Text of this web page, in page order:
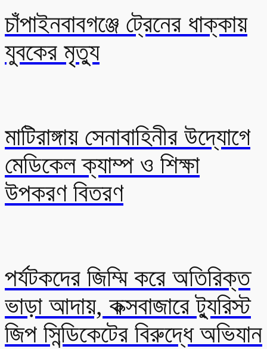
চাঁপাইনবাবগঞ্জে ট্রেনের ধাক্কায়
যুবকের মৃত্যু
মাটিরাঙ্গায় সেনাবাহিনীর উদ্যোগে
মেডিকেল ক্যাম্প ও শিক্ষা
উপকরণ বিতরণ
পর্যটকদের জিম্মি করে অতিরিক্ত
ভাড়া আদায়, কক্সবাজারে ট্যুরিস্ট
জিপ সিন্ডিকেটের বিরুদ্ধে অভিযান